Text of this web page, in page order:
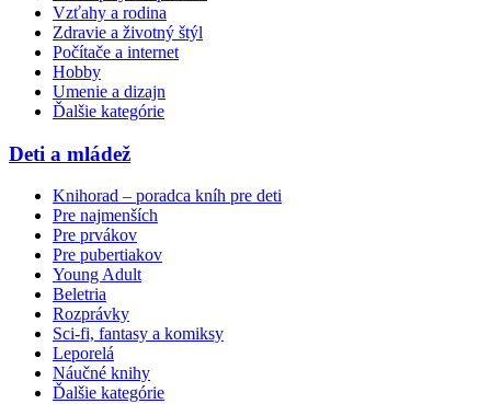
Vzťahy a rodina
Zdravie a životný štýl
Počítače a internet
Hobby
Umenie a dizajn
Ďalšie kategórie
Deti a mládež
Knihorad – poradca kníh pre deti
Pre najmenších
Pre prvákov
Pre pubertiakov
Young Adult
Beletria
Rozprávky
Sci-fi, fantasy a komiksy
Leporelá
Náučné knihy
Ďalšie kategórie